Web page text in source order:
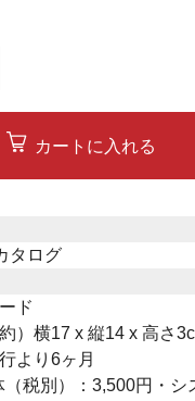
カートに入れる
タログ
ド
）横17 x 縦14 x 高さ
より6ヶ月
税別）：3,500円・シ